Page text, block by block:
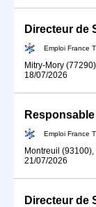
Emploi France
Mitry-Mory
18/07/2026
Emploi France
Montreuil
21/07/2026